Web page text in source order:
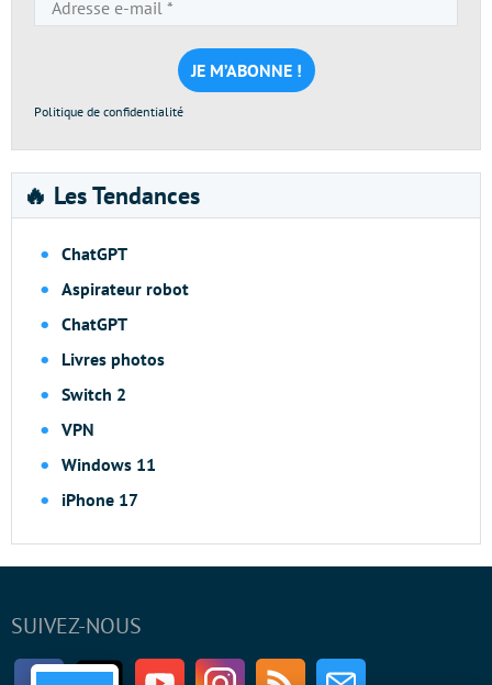
e-
mail
*
Politique de confidentialité
🔥 Les Tendances
ChatGPT
Aspirateur robot
ChatGPT
Livres photos
Switch 2
VPN
Windows 11
iPhone 17
SUIVEZ-NOUS
FacebookTwitter Youtube InstagramRSS Newsletter